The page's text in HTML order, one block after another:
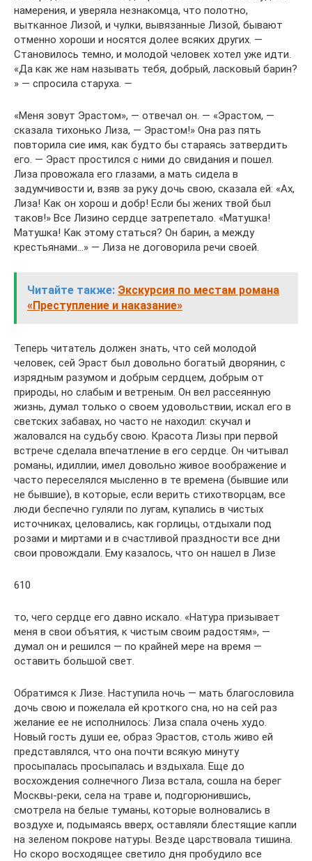
намерения, и уверяла незнакомца, что полотно,
вытканное Лизой, и чулки, вывязанные Лизой, бывают
отменно хороши и носятся долее всяких других. —
Становилось темно, и молодой человек хотел уже идти.
«Да как же нам называть тебя, добрый, ласковый барин?
» — спросила старуха. —
«Меня зовут Эрастом», — отвечал он. — «Эрастом, —
сказала тихонько Лиза, — Эрастом!» Она раз пять
повторила сие имя, как будто бы стараясь затвердить
его. — Эраст простился с ними до свидания и пошел.
Лиза провожала его глазами, а мать сидела в
задумчивости и, взяв за руку дочь свою, сказала ей: «Ах,
Лиза! Как он хорош и добр! Если бы жених твой был
таков!» Все Лизино сердце затрепетало. «Матушка!
Матушка! Как этому статься? Он барин, а между
крестьянами…» — Лиза не договорила речи своей.
Читайте также: Экскурсия по местам романа
«Преступление и наказание»
Теперь читатель должен знать, что сей молодой
человек, сей Эраст был довольно богатый дворянин, с
изрядным разумом и добрым сердцем, добрым от
природы, но слабым и ветреным. Он вел рассеянную
жизнь, думал только о своем удовольствии, искал его в
светских забавах, но часто не находил: скучал и
жаловался на судьбу свою. Красота Лизы при первой
встрече сделала впечатление в его сердце. Он читывал
романы, идиллии, имел довольно живое воображение и
часто переселялся мысленно в те времена (бывшие или
не бывшие), в которые, если верить стихотворцам, все
люди беспечно гуляли по лугам, купались в чистых
источниках, целовались, как горлицы, отдыхали под
розами и миртами и в счастливой праздности все дни
свои провождали. Ему казалось, что он нашел в Лизе
610
то, чего сердце его давно искало. «Натура призывает
меня в свои объятия, к чистым своим радостям», —
думал он и решился — по крайней мере на время —
оставить большой свет.
Обратимся к Лизе. Наступила ночь — мать благословила
дочь свою и пожелала ей кроткого сна, но на сей раз
желание ее не исполнилось: Лиза спала очень худо.
Новый гость души ее, образ Эрастов, столь живо ей
представлялся, что она почти всякую минуту
просыпалась просыпалась и вздыхала. Еще до
восхождения солнечного Лиза встала, сошла на берег
Москвы-реки, села на траве и, подгорюнившись,
смотрела на белые туманы, которые волновались в
воздухе и, подымаясь вверх, оставляли блестящие капли
на зеленом покрове натуры. Везде царствовала тишина.
Но скоро восходящее светило дня пробудило все